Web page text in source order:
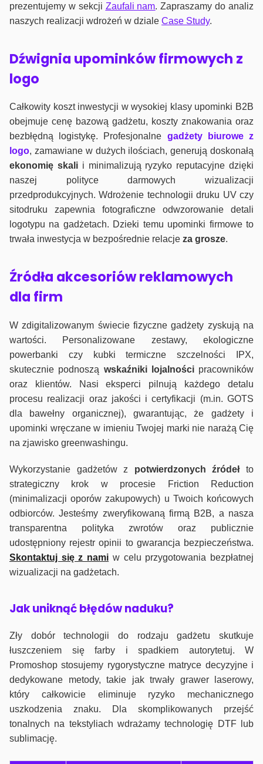
prezentujemy w sekcji Zaufali nam. Zapraszamy do analiz
naszych realizacji wdrożeń w dziale Case Study.
Dźwignia upominków firmowych z
logo
Całkowity koszt inwestycji w wysokiej klasy upominki B2B
obejmuje cenę bazową gadżetu, koszty znakowania oraz
bezbłędną logistykę. Profesjonalne gadżety biurowe z
logo, zamawiane w dużych ilościach, generują doskonałą
ekonomię skalii minimalizują ryzyko reputacyjne dzięki
naszej polityce darmowych wizualizacji
przedprodukcyjnych. Wdrożenie technologii druku UV czy
sitodruku zapewnia fotograficzne odwzorowanie detali
logotypu na gadżetach. Dzieki temu upominki firmowe to
trwała inwestycja w bezpośrednie relacje za grosze.
Źródła akcesoriów reklamowych
dla firm
W zdigitalizowanym świecie fizyczne gadżety zyskują na
wartości. Personalizowane zestawy, ekologiczne
powerbanki czy kubki termiczne szczelności IPX,
skutecznie podnoszą wskaźniki lojalnościpracowników
oraz klientów. Nasi eksperci pilnują każdego detalu
procesu realizacji oraz jakości i certyfikacji (m.in. GOTS
dla bawełny organicznej), gwarantując, że gadżety i
upominki wręczane w imieniu Twojej marki nie narażą Cię
na zjawisko greenwashingu.
Wykorzystanie gadżetów z potwierdzonych źródełto
strategiczny krok w procesie Friction Reduction
(minimalizacji oporów zakupowych) u Twoich końcowych
odbiorców. Jesteśmy zweryfikowaną firmą B2B, a nasza
transparentna polityka zwrotów oraz publicznie
udostępniony rejestr opinii to gwarancja bezpieczeństwa.
Skontaktuj się z nami w celu przygotowania bezpłatnej
wizualizacji na gadżetach.
Jak uniknąć błędów naduku?
Zły dobór technologii do rodzaju gadżetu skutkuje
łuszczeniem się farby i spadkiem autorytetuj. W
Promoshop stosujemy rygorystyczne matryce decyzyjne i
dedykowane metody, takie jak trwały grawer laserowy,
który całkowicie eliminuje ryzyko mechanicznego
uszkodzenia znaku. Dla skomplikowanych przejść
tonalnych na tekstyliach wdrażamy technologię DTF lub
sublimację.